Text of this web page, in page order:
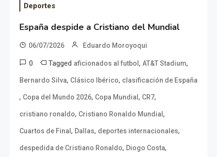
Deportes
España despide a Cristiano del Mundial
06/07/2026 Eduardo Moroyoqui
0 Tagged aficionados al futbol , AT&T Stadium,
Bernardo Silva, Clásico Ibérico, clasificación de España
, Copa del Mundo 2026, Copa Mundial , CR7,
cristiano ronaldo, Cristiano Ronaldo Mundial ,
Cuartos de Final , Dallas, deportes internacionales,
despedida de Cristiano Ronaldo, Diogo Costa,